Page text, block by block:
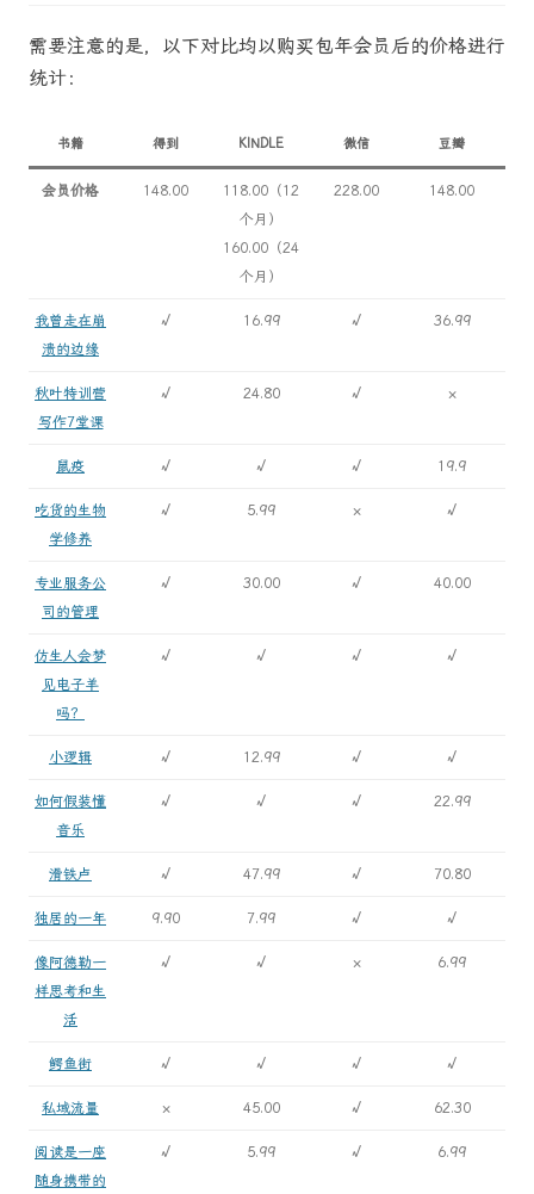
需要注意的是，以下对比均以购买包年会员后的价格进行
统计：
书籍 得到 KINDLE 微信 豆瓣
会员价格 148.00
118.00（12
个月）
160.00（24
个月）
228.00 148.00
我曾走在崩
溃的边缘
√ 16.99 √ 36.99
秋叶特训营
写作7堂课
√ 24.80 √ ×
鼠疫 √ √ √ 19.9
吃货的生物
学修养
√ 5.99 × √
专业服务公
司的管理
√ 30.00 √ 40.00
仿生人会梦
见电子羊
吗？
√ √ √ √
小逻辑 √ 12.99 √ √
如何假装懂
音乐
√ √ √ 22.99
滑铁卢 √ 47.99 √ 70.80
独居的一年 9.90 7.99 √ √
像阿德勒一
样思考和生
活
√ √ × 6.99
鳄鱼街 √ √ √ √
私域流量 × 45.00 √ 62.30
阅读是一座
随身携带的
√ 5.99 √ 6.99